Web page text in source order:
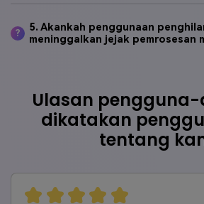
?
5. Akankah penggunaan
meninggalkan jejak pemrosesan
Ulasan
dikatakan
tentang